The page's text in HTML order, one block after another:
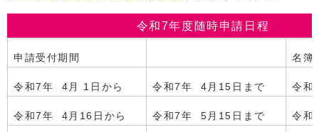
令和7年度随時申請日程
申請受付期間 名簿
令和7年 4月 1日から 令和7年 4月15日まで 令和
令和7年 4月16日から 令和7年 5月15日まで 令和